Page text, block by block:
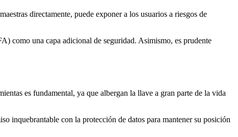
directamente, puede exponer a los usuarios a riesgos de
como una capa adicional de seguridad. Asimismo, es prudente
es fundamental, ya que albergan la llave a gran parte de la vida
inquebrantable con la protección de datos para mantener su posición